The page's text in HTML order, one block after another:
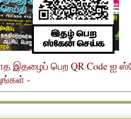
இதழைப் பெற QR Code
-